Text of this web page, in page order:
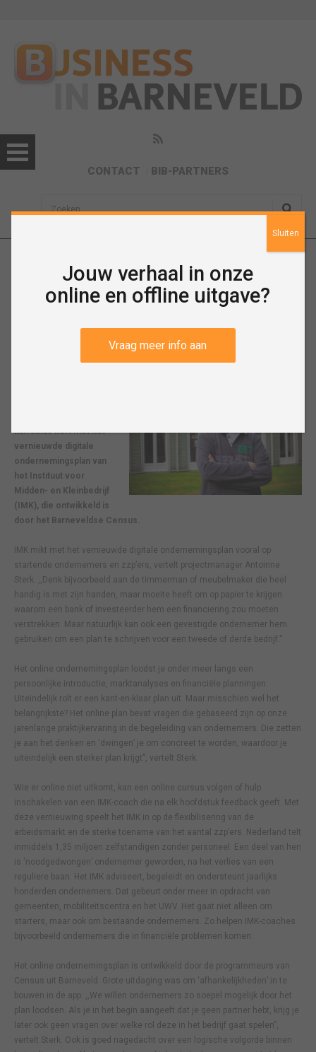
CONTACT BIB-PARTNERS
sisea.search
App Census helpt zzp’er aan
kan sinds kort met het
vernieuwde digitale
ondernemingsplan van
het Instituut voor
Midden- en Kleinbedrijf
(IMK), die ontwikkeld is
door het Barneveldse Census.
IMK mikt met het vernieuwde digitale ondernemingsplan vooral op
startende ondernemers en zzp’ers, vertelt projectmanager Antoinne
Sterk. ,,Denk bijvoorbeeld aan de timmerman of meubelmaker die heel
handig is met zijn handen, maar moeite heeft om op papier te krijgen
waarom een bank of investeerder hem een financiering zou moeten
verstrekken. Maar natuurlijk kan ook een gevestigde ondernemer hem
gebruiken om een plan te schrijven voor een tweede of derde bedrijf.”
Het online ondernemingsplan loodst je onder meer langs een
persoonlijke introductie, marktanalyses en financiële planningen.
Uiteindelijk rolt er een kant-en-klaar plan uit. Maar misschien wel het
belangrijkste? Het online plan bevat vragen die gebaseerd zijn op onze
jarenlange praktijkervaring in de begeleiding van ondernemers. Die zetten
je aan het denken en ‘dwingen’ je om concreet te worden, waardoor je
uiteindelijk een sterker plan krijgt”, vertelt Sterk.
Wie er online niet uitkomt, kan een online cursus volgen of hulp
inschakelen van een IMK-coach die na elk hoofdstuk feedback geeft. Met
deze vernieuwing speelt het IMK in op de flexibilisering van de
arbeidsmarkt en de sterke toename van het aantal zzp’ers. Nederland telt
inmiddels 1,35 miljoen zelfstandigen zonder personeel. Een deel van hen
is ‘noodgedwongen’ ondernemer geworden, na het verlies van een
reguliere baan. Het IMK adviseert, begeleidt en ondersteunt jaarlijks
honderden ondernemers. Dat gebeurt onder meer in opdracht van
gemeenten, mobiliteitscentra en het UWV. Het gaat niet alleen om
starters, maar ook om bestaande ondernemers. Zo helpen IMK-coaches
bijvoorbeeld ondernemers die in financiële problemen komen.
Het online ondernemingsplan is ontwikkeld door de programmeurs van
Census uit Barneveld. Grote uitdaging was om ‘afhankelijkheden’ in te
bouwen in de app. ,,We willen ondernemers zo soepel mogelijk door het
plan loodsen. Als je in het begin aangeeft dat je geen partner hebt, krijg je
later ook geen vragen over welke rol deze in het bedrijf gaat spelen”,
vertelt Sterk. Ook is goed nagedacht over een logische volgorde binnen
Jouw verhaal in onze
online en offline uitgave?
Vraag meer info aan
Sluiten